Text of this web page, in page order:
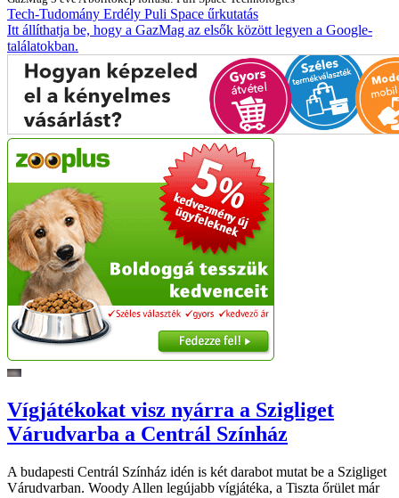
Tech-Tudomány Erdély Puli Space űrkutatás
Itt állíthatja be, hogy a GazMag az elsők között legyen a Google-
találatokban.
Vígjátékokat visz nyárra a Szigliget
Várudvarba a Centrál Színház
A budapesti Centrál Színház idén is két darabot mutat be a Szigliget
Várudvarban. Woody Allen legújabb vígjátéka, a Tiszta őrület már